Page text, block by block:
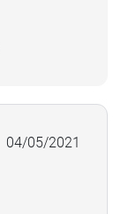
04/05/2021